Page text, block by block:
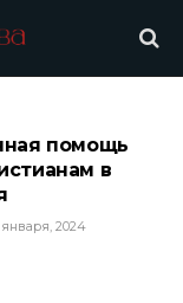
помощь
в
2024